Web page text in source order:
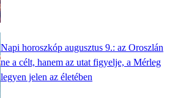
Napi horoszkóp augusztus 9.: az Oroszlán
ne a célt, hanem az utat figyelje, a Mérleg
legyen jelen az életében